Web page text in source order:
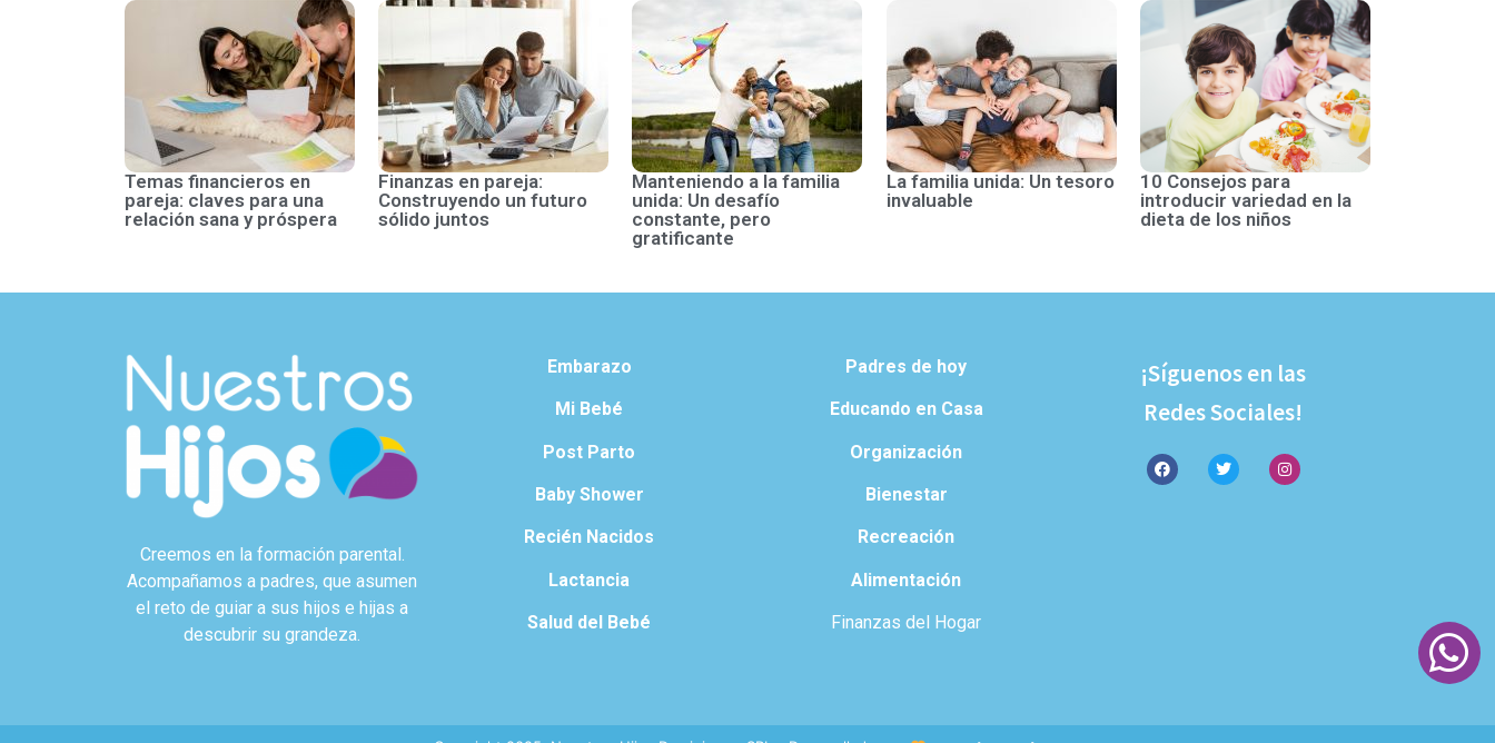
Temas financieros en
pareja: claves para una
relación sana y próspera
Finanzas en pareja:
Construyendo un futuro
sólido juntos
Manteniendo a la familia
unida: Un desafío
constante, pero
gratificante
La familia unida: Un tesoro
invaluable
10 Consejos para
introducir variedad en la
dieta de los niños
Creemos en la formación parental.
Acompañamos a padres, que asumen
el reto de guiar a sus hijos e hijas a
descubrir su grandeza.
Embarazo
Mi Bebé
Post Parto
Baby Shower
Recién Nacidos
Lactancia
Salud del Bebé
Padres de hoy
Educando en Casa
Organización
Bienestar
Recreación
Alimentación
Finanzas del Hogar
¡Síguenos en las
Redes Sociales!